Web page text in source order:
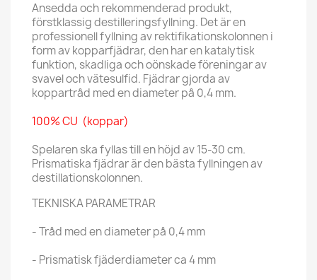
Ansedda och rekommenderad produkt,
förstklassig destilleringsfyllning. Det är en
professionell fyllning av rektifikationskolonnen i
form av kopparfjädrar, den har en katalytisk
funktion, skadliga och oönskade föreningar av
svavel och vätesulfid. Fjädrar gjorda av
koppartråd med en diameter på 0,4 mm.
100% CU (koppar)
Spelaren ska fyllas till en höjd av 15-30 cm.
Prismatiska fjädrar är den bästa fyllningen av
destillationskolonnen.
TEKNISKA PARAMETRAR
- Tråd med en diameter på 0,4 mm
- Prismatisk fjäderdiameter ca 4 mm